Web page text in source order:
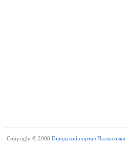
Copyright © 2008 Городской портал Палласовки.